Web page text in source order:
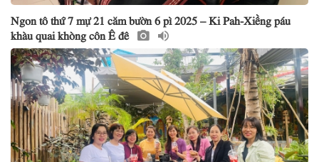
Ngon tô thứ 7 mự 21 căm bườn 6 pì 2025 – Ki Pah-Xiềng páu
khàu quai khòng côn Ê đê